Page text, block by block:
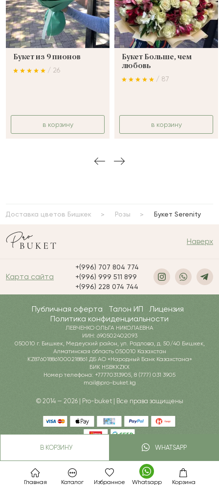
Главная Каталог Избранное Whatsapp Корзина
В КОРЗИНУ WHATSAPP
Букет из 9 пионов
/ 26
в корзину
Букет Больше, чем
любовь
/ 87
в корзину
Доставка цветов Бишкек Розы Букет Serenity
Наверх
Карта сайта
+(996) 707 804 774
+(996) 999 511 899
+(996) 228 074 744
Публичная оферта Талон ИП
Лицензия
Политика конфиденциальности
ЛЕВЧЕНКО ОЛЬГА НИКОЛАЕВНА
ИИН: 690502402093
050010 г. Бишкек, Медеуский район, ул. Радлова, д. 50/40 Бишкек,
Алматинская область 050010 Казахстан
KZ876018861000218861 ДБ АО «Народный Банк Казахстана»
БИК HSBKKZKX
Номер телефона: +77770313905, 8 (777) 031 3905
mail@pro-buket.kg
© 2014 — 2026 | Pro-buket | Все права защищены